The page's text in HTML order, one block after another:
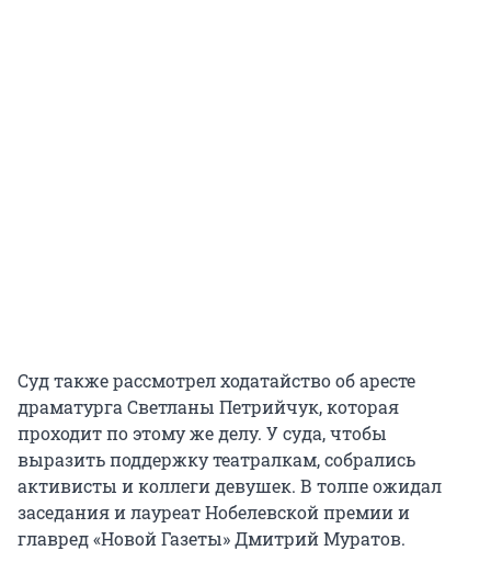
Суд также рассмотрел ходатайство об аресте
драматурга Светланы Петрийчук, которая
проходит по этому же делу. У суда, чтобы
выразить поддержку театралкам, собрались
активисты и коллеги девушек. В толпе ожидал
заседания и лауреат Нобелевской премии и
главред «Новой Газеты» Дмитрий Муратов.